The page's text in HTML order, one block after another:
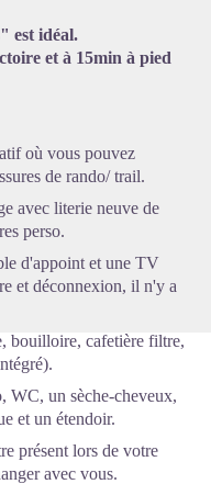
est idéal.
et à 15min à pied
où vous pouvez
de rando/ trail.
avec literie neuve de
perso.
d'appoint et une TV
et déconnexion, il n'y a
bouilloire, cafetière filtre,
WC, un sèche-cheveux,
et un étendoir.
présent lors de votre
avec vous.